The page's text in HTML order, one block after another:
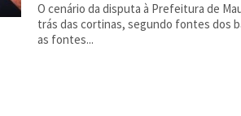
O cenário da disputa à Prefeitura de
trás das cortinas, segundo fontes dos
as fontes...